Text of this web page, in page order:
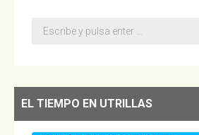
Buscar:
EL TIEMPO EN UTRILLAS